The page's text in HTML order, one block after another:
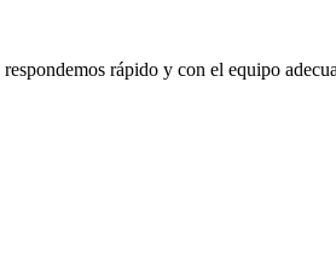
rápido y con el equipo